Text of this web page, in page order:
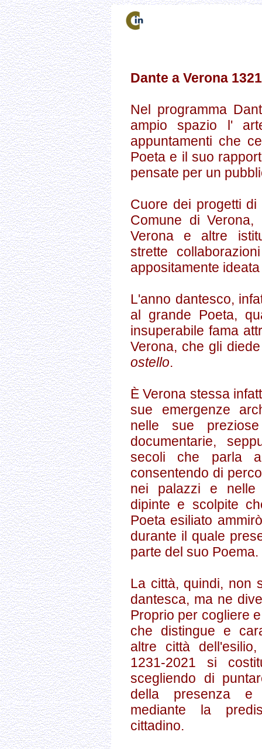
Dante a Verona
Nel programma
ampio spazio l'
appuntamenti che
Poeta e il suo
pensate per un
Cuore dei progetti
Comune di
Verona e altre
strette
appositamente
L'anno dantesco,
al grande Poeta,
insuperabile fama
Verona, che gli
ostello.
È Verona stessa
sue emergenze
nelle sue
documentarie,
secoli che parla
consentendo di
nei palazzi e nelle
dipinte e scolpite
Poeta esiliato
durante il quale
parte del suo Poema.
La città, quindi, non
dantesca, ma ne
Proprio per cogliere
che distingue e
altre città
1231-2021 si
scegliendo di
della presenza e
mediante la
cittadino.